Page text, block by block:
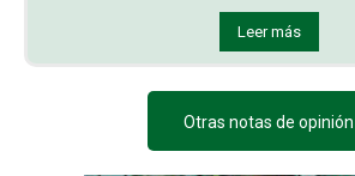
Leer más
Otras notas de opinión